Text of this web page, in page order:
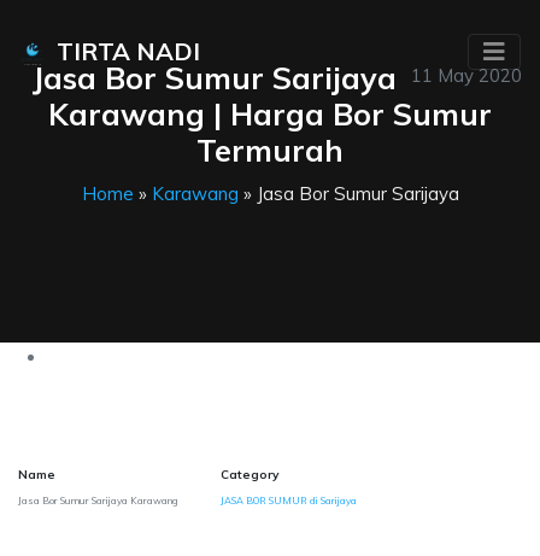
TIRTA NADI
11 May 2020
Jasa Bor Sumur Sarijaya
Karawang | Harga Bor Sumur
Termurah
Home » Karawang » Jasa Bor Sumur Sarijaya
Name
Jasa Bor Sumur Sarijaya Karawang
Category
JASA BOR SUMUR di Sarijaya